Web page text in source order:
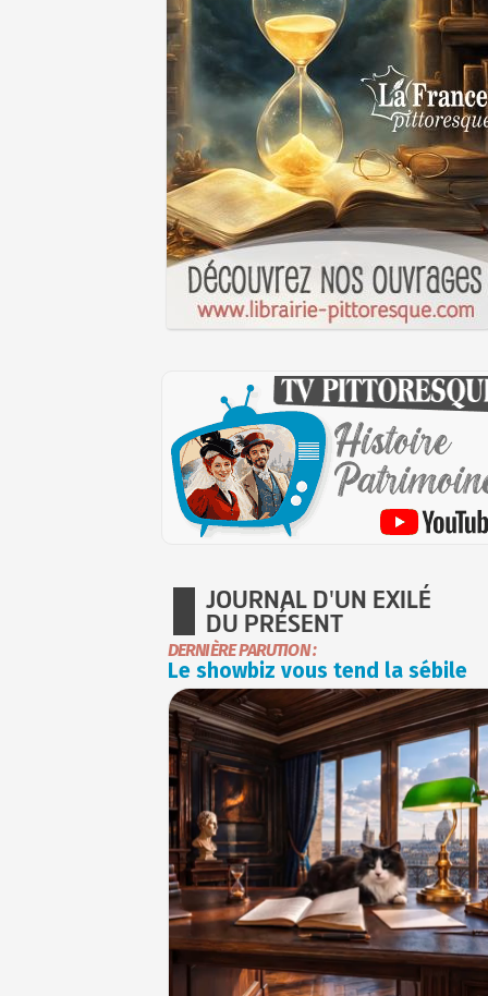
JOURNAL D'UN EXILÉ
DU PRÉSENT
DERNIÈRE PARUTION :
Le showbiz vous tend la sébile